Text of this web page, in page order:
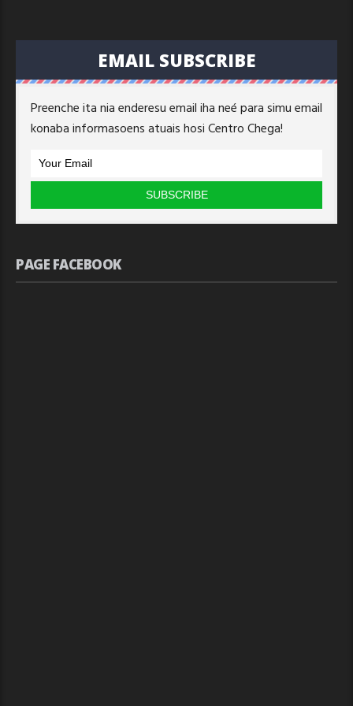
EMAIL SUBSCRIBE
Preenche ita nia enderesu email iha neé para simu email
konaba informasoens atuais hosi Centro Chega!
PAGE FACEBOOK